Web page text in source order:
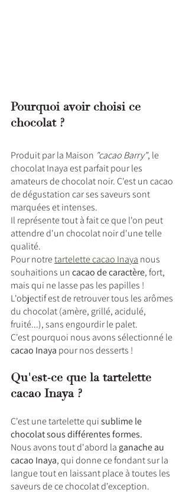
Pourquoi avoir choisi ce
chocolat ?
Produit par la Maison "cacao Barry", le
chocolat Inaya est parfait pour les
amateurs de chocolat noir. C'est un cacao
de dégustation car ses saveurs sont
marquées et intenses.
Il représente tout à fait ce que l'on peut
attendre d'un chocolat noir d'une telle
qualité.
Pour notre tartelette cacao Inaya nous
souhaitions un cacao de caractère, fort,
mais qui ne lasse pas les papilles !
L'objectif est de retrouver tous les arômes
du chocolat (amère, grillé, acidulé,
fruité...), sans engourdir le palet.
C'est pourquoi nous avons sélectionné le
cacao Inaya pour nos desserts !
Qu'est-ce que la tartelette
cacao Inaya ?
C'est une tartelette qui sublime le
chocolat sous différentes formes.
Nous avons tout d'abord la ganache au
cacao Inaya, qui donne ce fondant sur la
langue tout en laissant place à toutes les
saveurs de ce chocolat d'exception.